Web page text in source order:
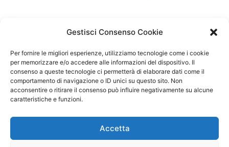
Gestisci Consenso Cookie
Per fornire le migliori esperienze, utilizziamo tecnologie come i cookie
per memorizzare e/o accedere alle informazioni del dispositivo. Il
consenso a queste tecnologie ci permetterà di elaborare dati come il
comportamento di navigazione o ID unici su questo sito. Non
acconsentire o ritirare il consenso può influire negativamente su alcune
caratteristiche e funzioni.
Accetta